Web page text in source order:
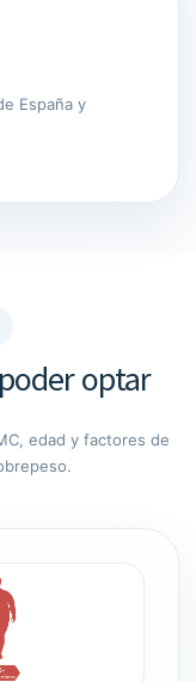
España y
optar
edad y factores de